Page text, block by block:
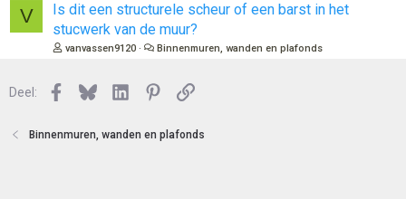
V
Is dit een structurele scheur of een barst in het
stucwerk van de muur?
vanvassen9120 Binnenmuren, wanden en plafonds
Deel: Facebook
BlueskyLinkedInPinterest
Link
Binnenmuren, wanden en plafonds